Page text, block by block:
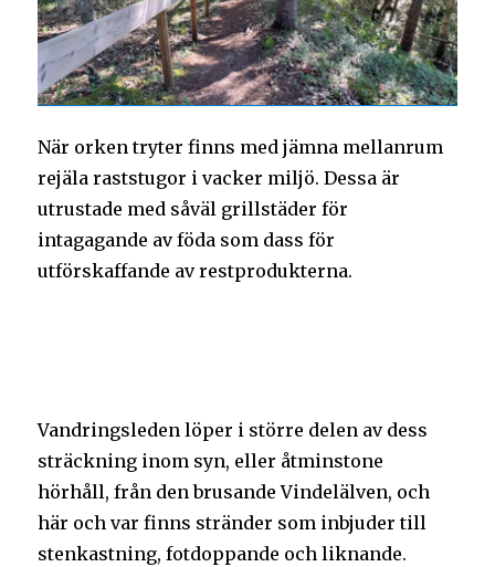
När orken tryter finns med jämna mellanrum
rejäla raststugor i vacker miljö. Dessa är
utrustade med såväl grillstäder för
intagagande av föda som dass för
utförskaffande av restprodukterna.
Vandringsleden löper i större delen av dess
sträckning inom syn, eller åtminstone
hörhåll, från den brusande Vindelälven, och
här och var finns stränder som inbjuder till
stenkastning, fotdoppande och liknande.